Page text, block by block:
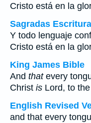
Cristo está en la
Sagradas
Y todo lenguaje
Cristo está en la
King James Bible
And thatevery
Christ is Lord, to
English Revised
and that every